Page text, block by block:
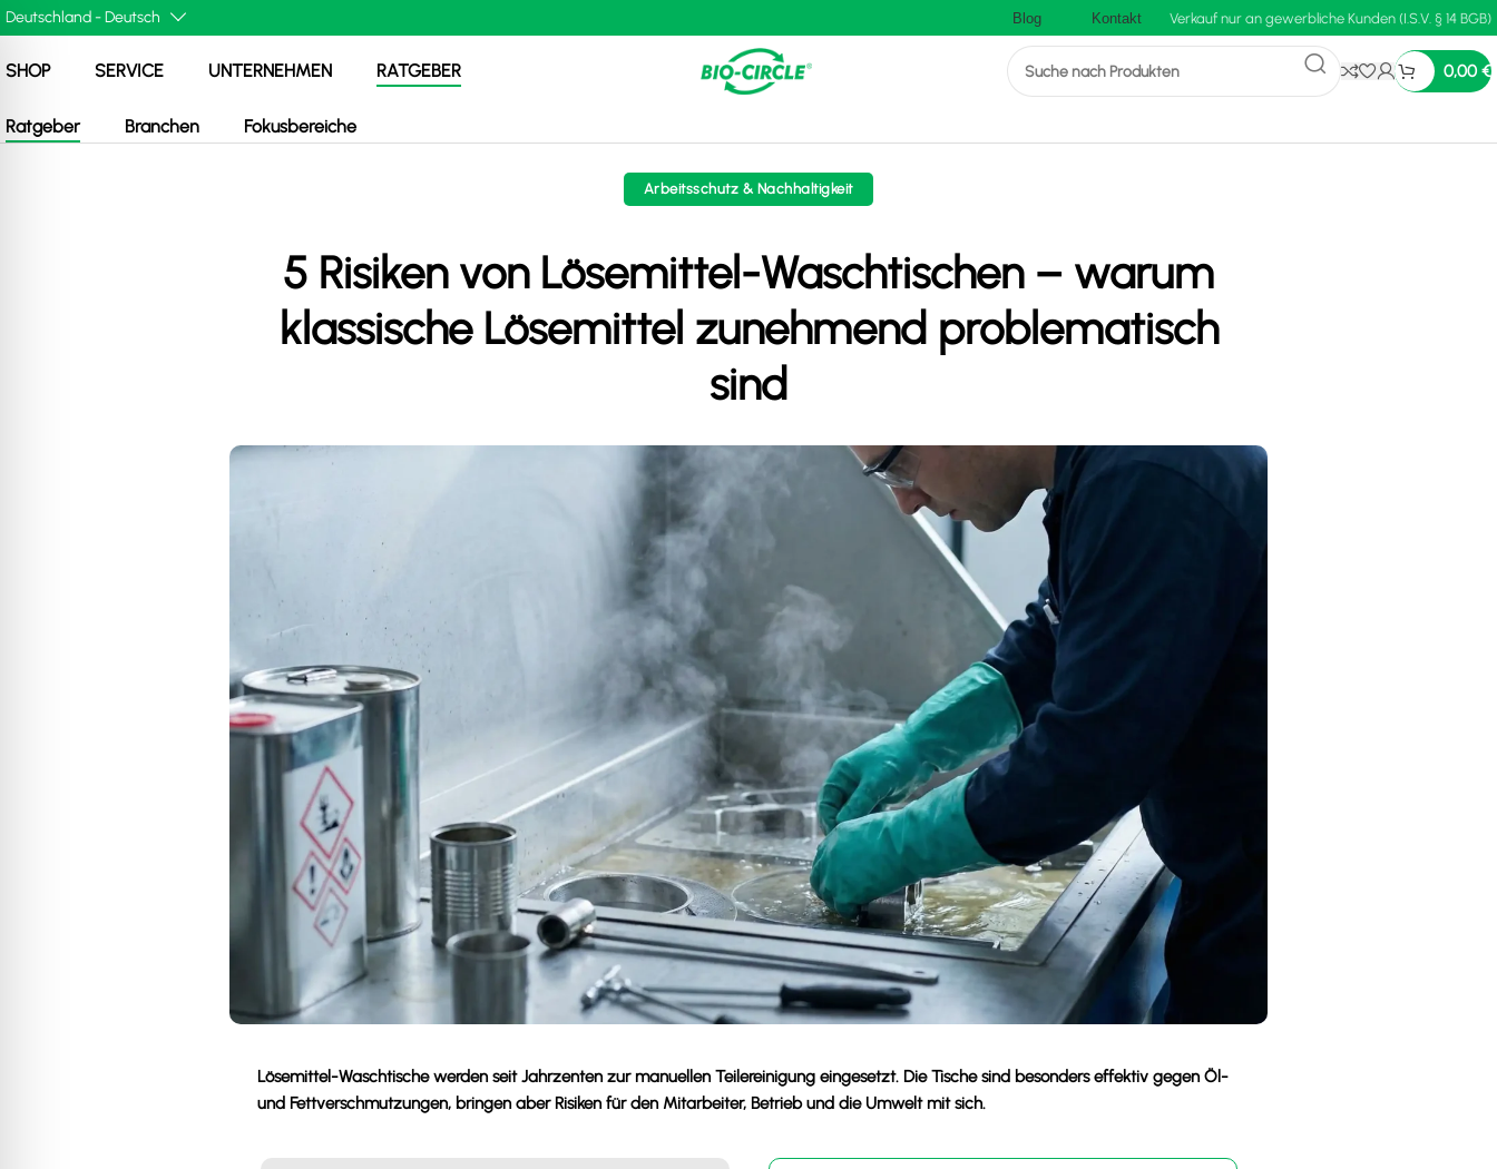
Blog Kontakt Verkauf nur an gewerbliche Kunden (I.S.V. § 14 BGB)
SHOP SERVICE UNTERNEHMEN RATGEBER 0,00 €
Ratgeber Branchen Fokusbereiche
Arbeitsschutz & Nachhaltigkeit
5 Risiken von Lösemittel-Waschtischen – warum
klassische Lösemittel zunehmend problematisch
sind
Lösemittel-Waschtische werden seit Jahrzenten zur manuellen Teilereinigung eingesetzt. Die Tische sind besonders effektiv gegen Öl-
und Fettverschmutzungen, bringen aber Risiken für den Mitarbeiter, Betrieb und die Umwelt mit sich.